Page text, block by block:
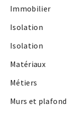
Immobilier
Isolation
Isolation
Matériaux
Métiers
Murs et plafond